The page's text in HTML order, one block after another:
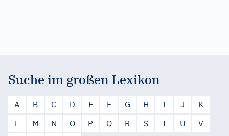
Suche im großen Lexikon
A B C D E F G H I J
K
L
M N O P Q R S T U
V